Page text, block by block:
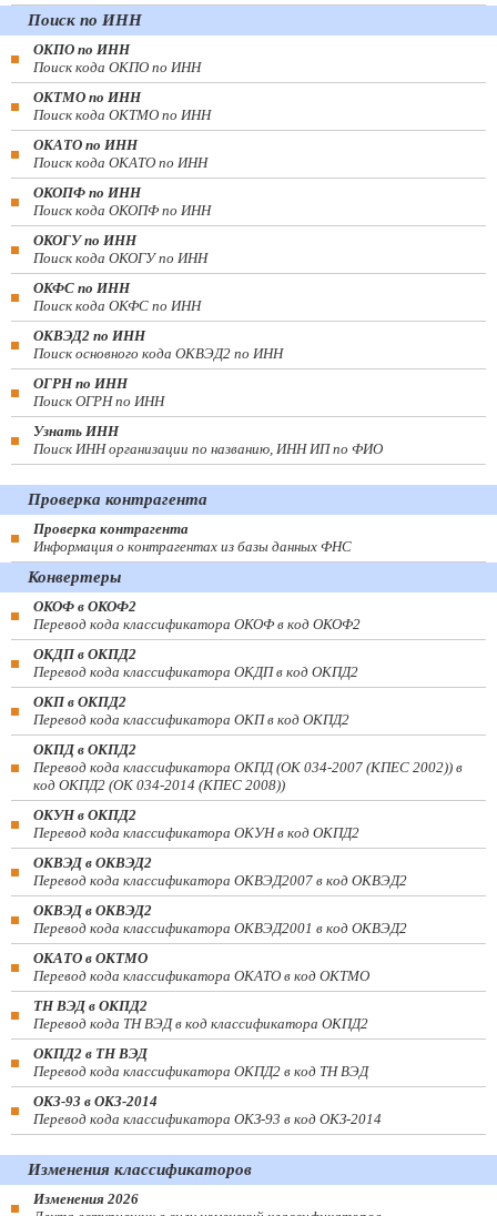
Поиск по ИНН
ОКПО по ИНН
Поиск кода ОКПО по ИНН
ОКТМО по ИНН
Поиск кода ОКТМО по ИНН
ОКАТО по ИНН
Поиск кода ОКАТО по ИНН
ОКОПФ по ИНН
Поиск кода ОКОПФ по ИНН
ОКОГУ по ИНН
Поиск кода ОКОГУ по ИНН
ОКФС по ИНН
Поиск кода ОКФС по ИНН
ОКВЭД2 по ИНН
Поиск основного кода ОКВЭД2 по ИНН
ОГРН по ИНН
Поиск ОГРН по ИНН
Узнать ИНН
Поиск ИНН организации по названию, ИНН ИП по ФИО
Проверка контрагента
Проверка контрагента
Информация о контрагентах из базы данных ФНС
Конвертеры
ОКОФ в ОКОФ2
Перевод кода классификатора ОКОФ в код ОКОФ2
ОКДП в ОКПД2
Перевод кода классификатора ОКДП в код ОКПД2
ОКП в ОКПД2
Перевод кода классификатора ОКП в код ОКПД2
ОКПД в ОКПД2
Перевод кода классификатора ОКПД (ОК 034-2007 (КПЕС 2002)) в
код ОКПД2 (ОК 034-2014 (КПЕС 2008))
ОКУН в ОКПД2
Перевод кода классификатора ОКУН в код ОКПД2
ОКВЭД в ОКВЭД2
Перевод кода классификатора ОКВЭД2007 в код ОКВЭД2
ОКВЭД в ОКВЭД2
Перевод кода классификатора ОКВЭД2001 в код ОКВЭД2
ОКАТО в ОКТМО
Перевод кода классификатора ОКАТО в код ОКТМО
ТН ВЭД в ОКПД2
Перевод кода ТН ВЭД в код классификатора ОКПД2
ОКПД2 в ТН ВЭД
Перевод кода классификатора ОКПД2 в код ТН ВЭД
ОКЗ-93 в ОКЗ-2014
Перевод кода классификатора ОКЗ-93 в код ОКЗ-2014
Изменения классификаторов
Изменения 2026